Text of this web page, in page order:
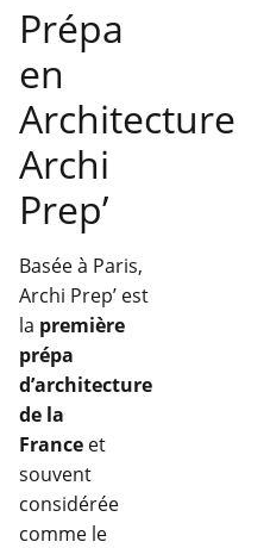
Prépa
en
Architecture
Archi
Prep’
Basée à Paris,
Archi Prep’ est
la première
prépa
d’architecture
de la
France et
souvent
considérée
comme le